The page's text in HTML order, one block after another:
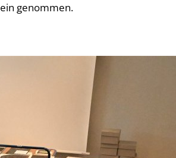
genommen.